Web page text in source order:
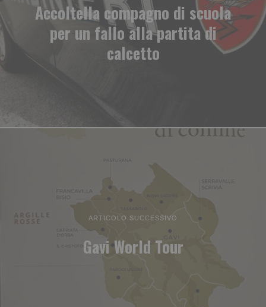
Accoltella compagno di scuola
per un fallo alla partita di
calcetto
ARTICOLO SUCCESSIVO
Gavi World Tour